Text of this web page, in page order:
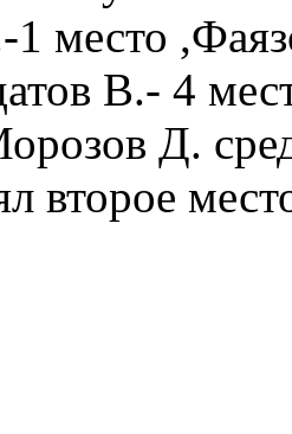
место
В.- 4
Д.
второе